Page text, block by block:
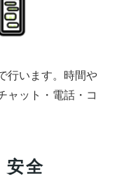
行います。時間や
ャット・電話・コ
安全